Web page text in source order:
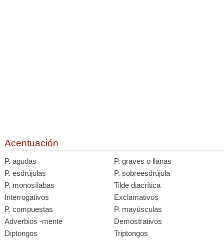
Acentuación
P. agudas
P. graves o llanas
P. esdrújulas
P. sobreesdrújula
P. monosílabas
Tilde diacrítica
Interrogativos
Exclamativos
P. compuestas
P. mayúsculas
Adverbios -mente
Demostrativos
Diptongos
Triptongos